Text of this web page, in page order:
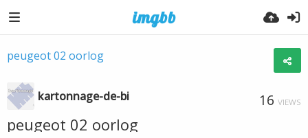
peugeot 02 oorlog
kartonnage-de-bi 16 VIEWS
peugeot 02 oorlog